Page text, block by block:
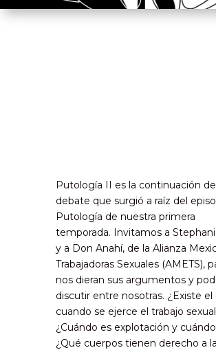
Putología II es la continuación
debate que surgió a raíz del
Putología de nuestra primera
temporada. Invitamos a
y a Don Anahí, de la Alianza
Trabajadoras Sexuales (AMETS),
nos dieran sus argumentos y
discutir entre nosotras. ¿Existe el
cuando se ejerce el trabajo
¿Cuándo es explotación y
¿Qué cuerpos tienen derecho a la